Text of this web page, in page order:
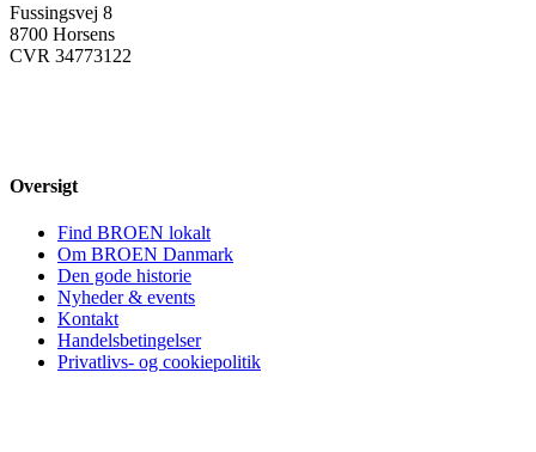
Fussingsvej 8
8700 Horsens
CVR 34773122
Oversigt
Find BROEN lokalt
Om BROEN Danmark
Den gode historie
Nyheder & events
Kontakt
Handelsbetingelser
Privatlivs- og cookiepolitik